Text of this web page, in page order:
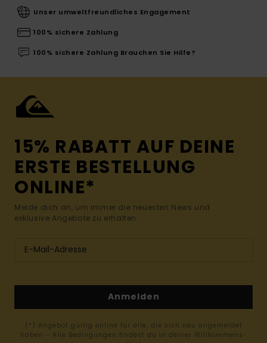
Unser umweltfreundliches Engagement
100% sichere Zahlung
100% sichere Zahlung Brauchen Sie Hilfe?
15% RABATT AUF DEINE
ERSTE BESTELLUNG
ONLINE*
Melde dich an, um immer die neuesten News und
exklusive Angebote zu erhalten.
Anmelden
(*) Angebot gültig online für alle, die sich neu angemeldet
haben - Alle Bedingungen findest du in deiner Willkommens-